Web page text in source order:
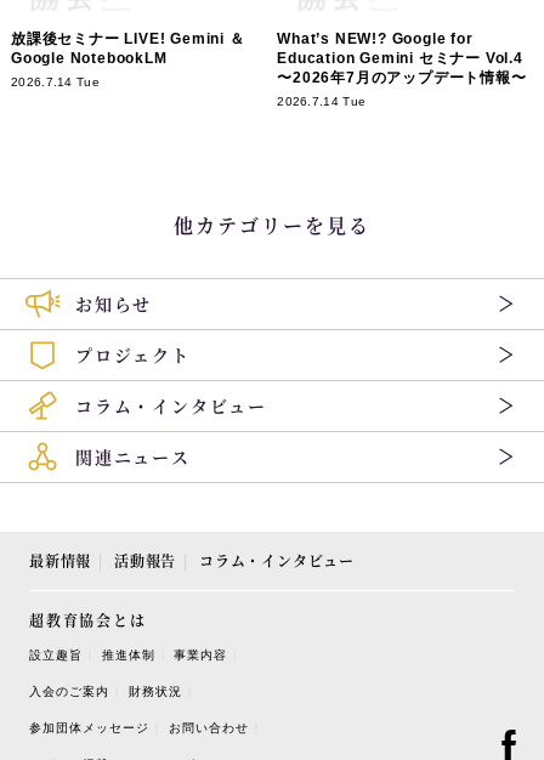
放課後セミナー LIVE! Gemini ＆
Google NotebookLM
2026.7.14 Tue
What’s NEW!? Google for
Education Gemini セミナー Vol.4
〜2026年7月のアップデート情報〜
2026.7.14 Tue
他カテゴリーを見る
お知らせ
プロジェクト
コラム・インタビュー
関連ニュース
最新情報 活動報告 コラム・インタビュー
超教育協会とは
設立趣旨 推進体制 事業内容
入会のご案内 財務状況
参加団体メッセージ お問い合わせ